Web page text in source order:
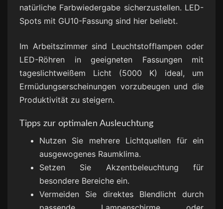
natürliche Farbwiedergabe sicherzustellen. LED-
Spots mit GU10-Fassung sind hier beliebt.
Im Arbeitszimmer sind Leuchtstofflampen oder
LED-Röhren in geeigneten Fassungen mit
tageslichtweißem Licht (5000 K) ideal, um
Ermüdungserscheinungen vorzubeugen und die
Produktivität zu steigern.
Tipps zur optimalen Ausleuchtung
Nutzen Sie mehrere Lichtquellen für ein
ausgewogenes Raumklima.
Setzen Sie Akzentbeleuchtung für
besondere Bereiche ein.
Vermeiden Sie direktes Blendlicht durch